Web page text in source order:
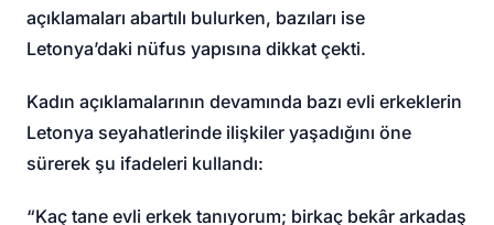
açıklamaları abartılı bulurken, bazıları ise
Letonya’daki nüfus yapısına dikkat çekti.
Kadın açıklamalarının devamında bazı evli erkeklerin
Letonya seyahatlerinde ilişkiler yaşadığını öne
sürerek şu ifadeleri kullandı:
“Kaç tane evli erkek tanıyorum; birkaç bekâr arkadaş